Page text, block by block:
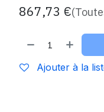
867,73 €
Ajouter à la